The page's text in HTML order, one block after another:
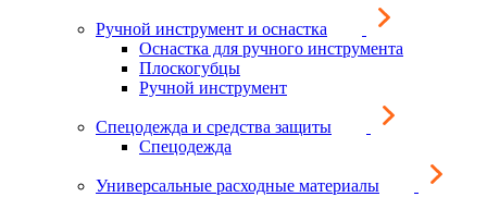
Ручной инструмент и оснастка
Оснастка для ручного инструмента
Плоскогубцы
Ручной инструмент
Спецодежда и средства защиты
Спецодежда
Универсальные расходные материалы